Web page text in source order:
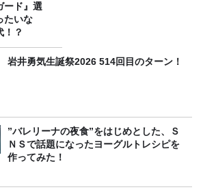
ード』選
たいな
！？
岩井勇気生誕祭2026 514回目のターン！
”バレリーナの夜食”をはじめとした、Ｓ
ＮＳで話題になったヨーグルトレシピを
作ってみた！